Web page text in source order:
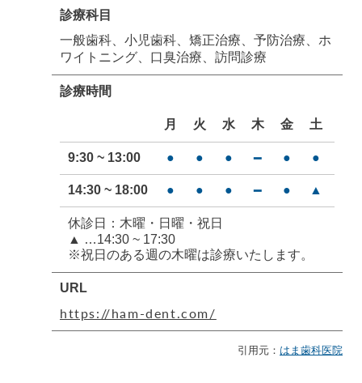
診療科目
一般歯科、小児歯科、矯正治療、予防治療、ホ
ワイトニング、口臭治療、訪問診療
診療時間
月 火 水 木 金 土
9:30 ~ 13:00 ● ● ● ━ ● ●
14:30 ~ 18:00 ● ● ● ━ ● ▲
休診日：木曜・日曜・祝日
▲ …14:30 ~ 17:30
※祝日のある週の木曜は診療いたします。
URL
https://ham-dent.com/
引用元： はま歯科医院